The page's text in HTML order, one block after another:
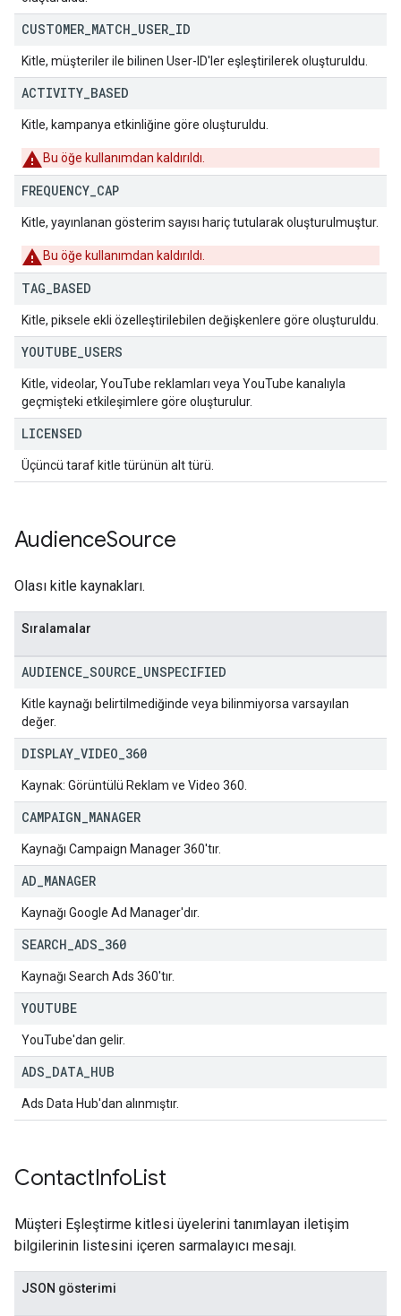
CUSTOMER MATCH USER ID
Kitle, müşteriler ile bilinen User-ID'ler eşleştirilerek oluşturuldu.
ACTIVITY BASED
Kitle, kampanya etkinliğine göre oluşturuldu.
Bu öğe kullanımdan kaldırıldı.
FREQUENCY CAP
Kitle, yayınlanan gösterim sayısı hariç tutularak oluşturulmuştur.
Bu öğe kullanımdan kaldırıldı.
TAG BASED
Kitle, piksele ekli özelleştirilebilen değişkenlere göre oluşturuldu.
YOUTUBE USERS
Kitle, videolar, YouTube reklamları veya YouTube kanalıyla
geçmişteki etkileşimlere göre oluşturulur.
LICENSED
Üçüncü taraf kitle türünün alt türü.
AudienceSource
Olası kitle kaynakları.
Sıralamalar
AUDIENCE SOURCE UNSPECIFIED
Kitle kaynağı belirtilmediğinde veya bilinmiyorsa varsayılan
değer.
DISPLAY VIDEO 360
Kaynak: Görüntülü Reklam ve Video 360.
CAMPAIGN MANAGER
Kaynağı Campaign Manager 360'tır.
AD MANAGER
Kaynağı Google Ad Manager'dır.
SEARCH ADS 360
Kaynağı Search Ads 360'tır.
YOUTUBE
YouTube'dan gelir.
ADS DATA HUB
Ads Data Hub'dan alınmıştır.
ContactInfoList
Müşteri Eşleştirme kitlesi üyelerini tanımlayan iletişim
bilgilerinin listesini içeren sarmalayıcı mesajı.
JSON gösterimi